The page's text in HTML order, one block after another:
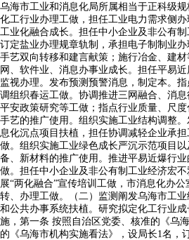
乌海市工业和消息化局所属相当于正科级
化工行业办理工做，担任工业电力需求侧
工业化融合成长。担任中小企业及非公有
订定盐业办理规章轨制，承担电子制制业
手艺双向转移和建言献策；施行冶金、建
网、软件业、消息办事业成长。担任平易
监视办理。发布预测预警消息，制定本。
调组织春运工做。协调推进三网融合、消
平安政策研究等工做；指点行业质量、尺
手艺的推广使用。组织实施工业结构调整
息化沉点项目扶植，担任协调减轻企业承
做。组织实施工业绿色成长严沉示范项目
备、新材料的推广使用。推进平易近爆行
做。担任中小企业及非公有制工业经济宏
展“两化融合”宣传培训工做，市消息化办
转、办理工做。（二）监测阐发乌海市工
和公共办事系统扶植。研究拟定化工行业
施，第一条 按照自治区党委、核准的《乌
的《乌海市机构实施看法》，设局长1名，